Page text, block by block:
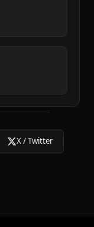
X / Twitter